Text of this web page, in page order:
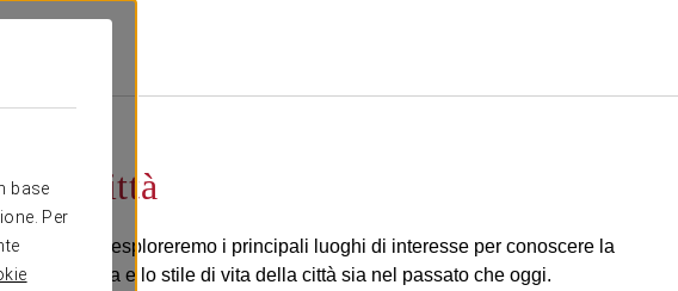
base
Per
città
guidata esploreremo i principali luoghi di interesse per conoscere la
l'architettura e lo stile di vita della città sia nel passato che oggi.